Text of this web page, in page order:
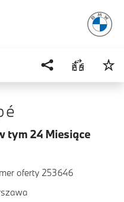
tym 24 Miesiące
oferty 253646